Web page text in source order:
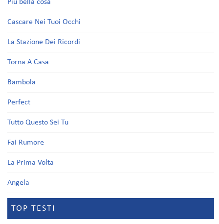
Più bella cosa
Cascare Nei Tuoi Occhi
La Stazione Dei Ricordi
Torna A Casa
Bambola
Perfect
Tutto Questo Sei Tu
Fai Rumore
La Prima Volta
Angela
TOP TESTI